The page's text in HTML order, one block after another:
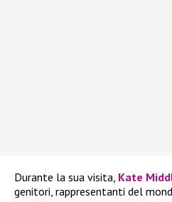
Durante la sua visita, Kate
genitori, rappresentanti del